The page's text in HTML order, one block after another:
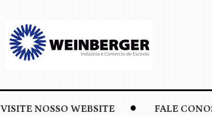
VISITE NOSSO WEBSITE FALE